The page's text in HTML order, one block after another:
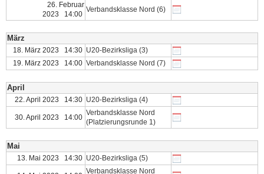
26. Februar
2023 14:00
Verbandsklasse Nord (6)
März
18. März 2023 14:30 U20-Bezirksliga (3)
19. März 2023 14:00 Verbandsklasse Nord (7)
April
22. April 2023 14:30 U20-Bezirksliga (4)
30. April 2023 14:00
Verbandsklasse Nord
(Platzierungsrunde 1)
Mai
13. Mai 2023 14:30 U20-Bezirksliga (5)
Verbandsklasse Nord